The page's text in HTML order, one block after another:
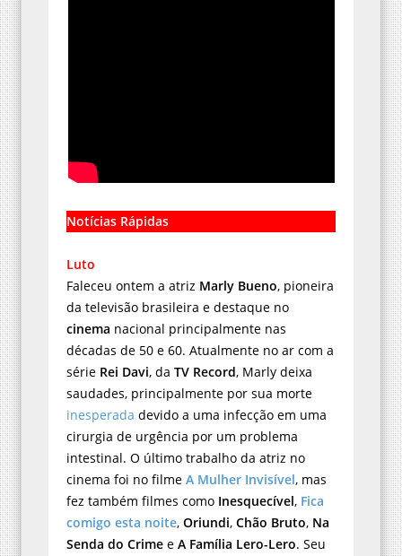
Notícias Rápidas
Luto
Faleceu ontem a atriz Marly Bueno, pioneira
da televisão brasileira e destaque no
cinema nacional principalmente nas
décadas de 50 e 60. Atualmente no ar com a
série Rei Davi, da TV Record, Marly deixa
saudades, principalmente por sua morte
inesperada devido a uma infecção em uma
cirurgia de urgência por um problema
intestinal. O último trabalho da atriz no
cinema foi no filme A Mulher Invisível, mas
fez também filmes como Inesquecível, Fica
comigo esta noite, Oriundi, Chão Bruto, Na
Senda do Crime e A Família Lero-Lero. Seu